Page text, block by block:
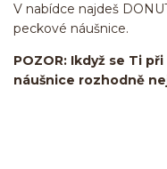
V nabídce najdeš
peckové náušnice.
POZOR: Ikdyž se Ti
náušnice rozhodně